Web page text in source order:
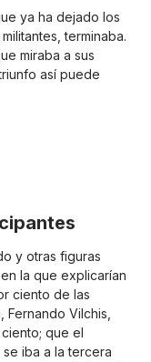
ya ha dejado los
terminaba.
miraba a sus
así puede
y otras figuras
la que explicarían
ciento de las
Vilchis,
que el
iba a la tercera